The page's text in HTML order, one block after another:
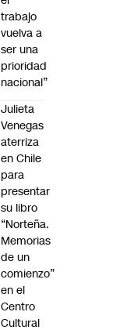
trabajo
vuelva a
ser una
prioridad
nacional”
Julieta
Venegas
aterriza
en Chile
para
presentar
su libro
“Norteña.
Memorias
de un
comienzo”
en el
Centro
Cultural